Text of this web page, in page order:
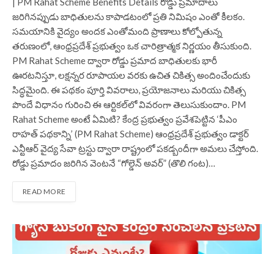
జరిగినప్పుడు బాధితులను కాపాడటంలో ప్రతి నిమిషం ఎంతో కీలకం.
సమయానికి వైద్యం అందక ఎంతోమంది ప్రాణాలు కోల్పోతున్న
తరుణంలో, ఆంధ్రప్రదేశ్ ప్రభుత్వం ఒక చారిత్రాత్మక నిర్ణయం తీసుకుంది.
PM Rahat Scheme ద్వారా రోడ్డు ప్రమాద బాధితులకు భారీ
ఊరటనిస్తూ, లక్షన్నర రూపాయల వరకు ఉచిత చికిత్స అందించేందుకు
సిద్ధమైంది. ఈ పథకం పూర్తి వివరాలు, ప్రయోజనాలు మరియు చికిత్స
పొందే విధానం గురించి ఈ ఆర్టికల్‌లో వివరంగా తెలుసుకుందాం. PM
Rahat Scheme అంటే ఏమిటి? కేంద్ర ప్రభుత్వం ప్రవేశపెట్టిన ‘పీఎం
రాహత్ పథకాన్ని’ (PM Rahat Scheme) ఆంధ్రప్రదేశ్ ప్రభుత్వం డాక్టర్
ఎన్టీఆర్ వైద్య సేవా ట్రస్టు ద్వారా రాష్ట్రంలో పకడ్బందీగా అమలు చేస్తోంది.
రోడ్డు ప్రమాదం జరిగిన వెంటనే “గోల్డెన్ అవర్” (తొలి గంట)…
READ MORE